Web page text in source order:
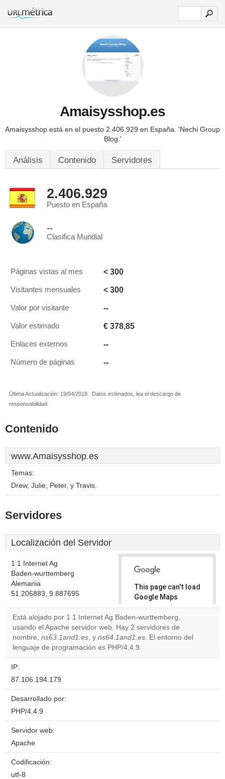
Amaisysshop.es
Amaisysshop está en el puesto 2.406.929 en España. 'Nechi Group
Blog.'
Análisis Contenido Servidores
2.406.929
Puesto en España
--
Clasifica Mundial
Páginas vistas al mes < 300
Visitantes mensuales < 300
Valor por visitante --
Valor estimado € 378,85
Enlaces externos --
Número de páginas --
Última Actualización: 19/04/2018 . Datos estimados, lea el descargo de
responsabilidad.
Contenido
www.Amaisysshop.es
Temas:
Drew, Julie, Peter, y Travis.
Servidores
Localización del Servidor
1 1 Internet Ag
Baden-wurttemberg
Alemania
51.206883, 9.887695
This page can't load
Google Maps
correctly.
Do you
own this
OK
Está alojado por 1 1 Internet Ag Baden-wurttemberg,
usando el Apache servidor web. Hay 2 servidores de
nombre, ns63.1and1.es, y ns64.1and1.es. El entorno del
lenguaje de programación es PHP/4.4.9.
IP:
87.106.194.179
Desarrollado por:
PHP/4.4.9
Servidor web:
Apache
Codificación:
utf-8